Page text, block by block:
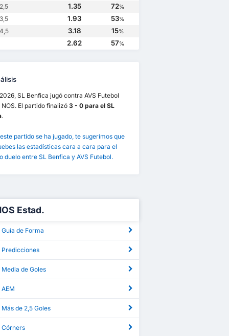
1.35 72%
1.93 53%
3.18 15%
2.62 57%
SL Benfica jugó contra AVS Futebol
El partido finalizó 3 - 0 para el SL
.
partido se ha jugado, te sugerimos que
las estadísticas cara a cara para el
duelo entre SL Benfica y AVS Futebol.
Estad.
de Forma
Predicciones
Media de Goles
de 2,5 Goles
Córners